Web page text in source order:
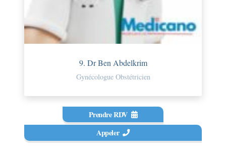
9. Dr Ben Abdelkrim
Gynécologue Obstétricien
Prendre RDV
Appeler